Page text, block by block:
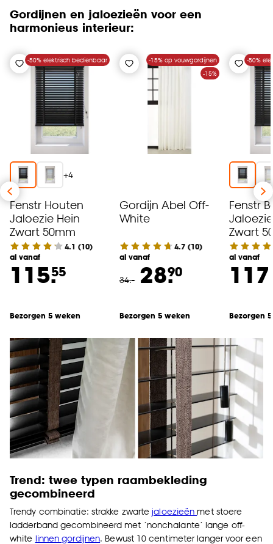
Gordijnen en jaloezieën voor een
harmonieus interieur:
-50% elektrisch bedienbaar
+4
Fenstr Houten
Jaloezie Hein
Zwart 50mm
4.1 (10)
al vanaf
115.55
Bezorgen 5 weken
-15% op vouwgordijnen
-15%
Gordijn Abel Off-
White
4.7 (10)
al vanaf
34.- 28.90
Bezorgen 5 weken
-50%
Fenstr
Zwart
al vanaf
Bezorgen
Trend: twee typen raambekleding
gecombineerd
Trendy combinatie: strakke zwartejaloezieënmet stoere
ladderband gecombineerd met ‘nonchalante’ lange off-
white linnen gordijnen. Bewust 10 centimeter langer voor een